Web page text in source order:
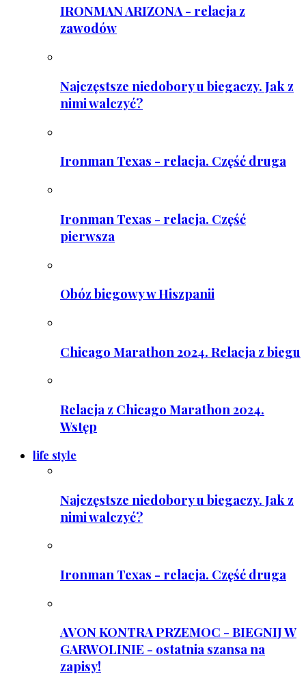
IRONMAN ARIZONA - relacja z
zawodów
Najczęstsze niedobory u biegaczy. Jak z
nimi walczyć?
Ironman Texas - relacja. Część druga
Ironman Texas - relacja. Część
pierwsza
Obóz biegowy w Hiszpanii
Chicago Marathon 2024. Relacja z biegu
Relacja z Chicago Marathon 2024.
Wstęp
life style
Najczęstsze niedobory u biegaczy. Jak z
nimi walczyć?
Ironman Texas - relacja. Część druga
AVON KONTRA PRZEMOC - BIEGNIJ W
GARWOLINIE - ostatnia szansa na
zapisy!